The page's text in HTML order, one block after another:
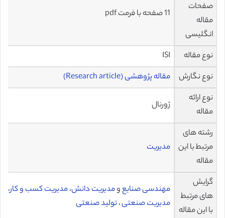
صفحات
مقاله
انگلیسی
11 صفحه با فرمت pdf
نوع مقاله
ISI
نوع نگارش
مقاله پژوهشی (Research article)
نوع ارائه
مقاله
ژورنال
رشته های
مرتبط با این
مقاله
مدیریت
گرایش
های مرتبط
با این مقاله
مهندسی صنایعومدیریت دانش،مدیریت کسب و کار،
مدیریت صنعتی،تولید صنعتی